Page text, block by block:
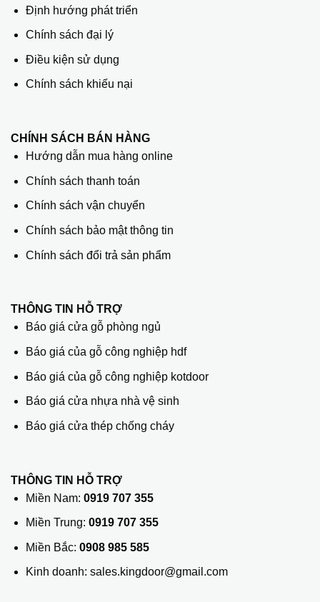
Định hướng phát triển
Chính sách đại lý
Điều kiện sử dụng
Chính sách khiếu nại
CHÍNH SÁCH BÁN HÀNG
Hướng dẫn mua hàng online
Chính sách thanh toán
Chính sách vận chuyển
Chính sách bảo mật thông tin
Chính sách đổi trả sản phẩm
THÔNG TIN HỖ TRỢ
Báo giá cửa gỗ phòng ngủ
Báo giá của gỗ công nghiệp hdf
Báo giá của gỗ công nghiệp kotdoor
Báo giá cửa nhựa nhà vệ sinh
Báo giá cửa thép chống cháy
THÔNG TIN HỖ TRỢ
Miền Nam: 0919 707 355
Miền Trung: 0919 707 355
Miền Bắc: 0908 985 585
Kinh doanh: sales.kingdoor@gmail.com